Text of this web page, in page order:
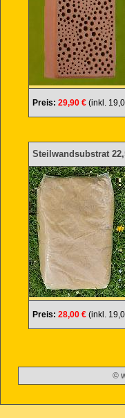
Preis: 29,90 €(inkl.
Steilwandsubstrat
Preis: 28,00 €(inkl.
©